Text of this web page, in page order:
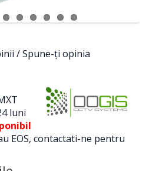
/Spune-ţi opinia
luni
EOS, contactati-ne pentru